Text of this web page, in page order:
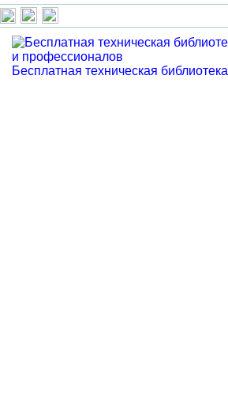
Бесплатная техническая библиотека